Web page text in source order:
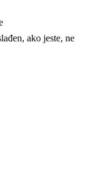
ako jeste, ne